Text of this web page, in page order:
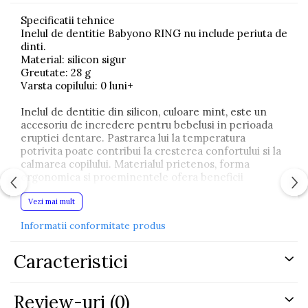
Specificatii tehnice
Inelul de dentitie Babyono RING nu include periuta de
dinti.
Material: silicon sigur
Greutate: 28 g
Varsta copilului: 0 luni+
Inelul de dentitie din silicon, culoare mint, este un
accesoriu de incredere pentru bebelusi in perioada
eruptiei dentare. Pastrarea lui la temperatura
potrivita poate contribui la cresterea confortului si la
calmarea copilului. Materialul prietenos, forma
ergonomica si proeminentele ofera beneficii
senzoriale suplimentare pentru bebelus.
Usor de tinut si moale
Inelul de dentitie din silicon Babyono RING a fost
ofera stimulare senzoriala.
Proeminentele de pe suprafata inelului de dentitie
Vezi mai mult
Informatii conformitate produs
Caracteristici
Review-uri (0)